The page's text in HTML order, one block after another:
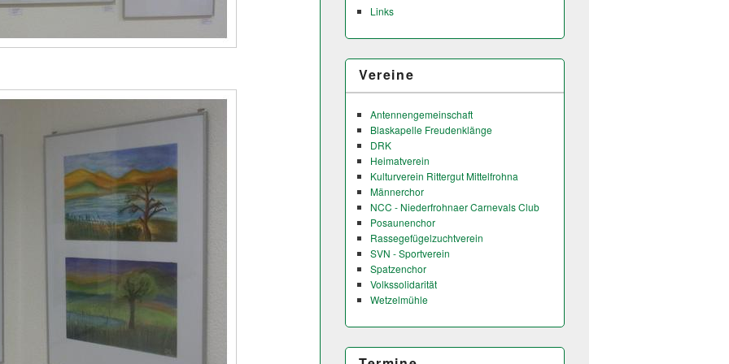
Links
Vereine
Antennengemeinschaft
Blaskapelle Freudenklänge
DRK
Heimatverein
Kulturverein Rittergut Mittelfrohna
Männerchor
NCC - Niederfrohnaer Carnevals Club
Posaunenchor
Rassegefügelzuchtverein
SVN - Sportverein
Spatzenchor
Volkssolidarität
Wetzelmühle